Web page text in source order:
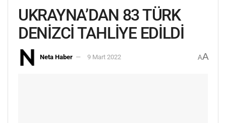
UKRAYNA’DAN 83 TÜRK
DENİZCİ TAHLİYE EDİLDİ
Neta Haber 9 Mart 2022 AA